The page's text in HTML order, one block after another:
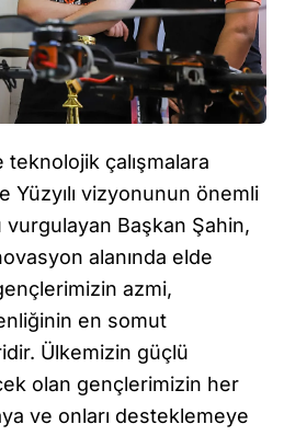
çalışmalara
Yüzyılı vizyonunun önemli
vurgulayan Başkan Şahin,
alanında elde
azmi,
en somut
Ülkemizin güçlü
olan gençlerimizin her
ve onları desteklemeye